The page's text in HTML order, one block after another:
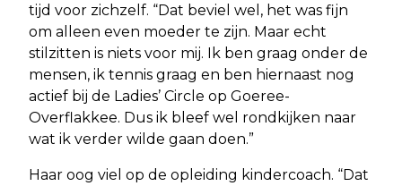
tijd voor zichzelf. “Dat beviel wel, het was fijn
om alleen even moeder te zijn. Maar echt
stilzitten is niets voor mij. Ik ben graag onder de
mensen, ik tennis graag en ben hiernaast nog
actief bij de Ladies’ Circle op Goeree-
Overflakkee. Dus ik bleef wel rondkijken naar
wat ik verder wilde gaan doen.”
Haar oog viel op de opleiding kindercoach. “Dat